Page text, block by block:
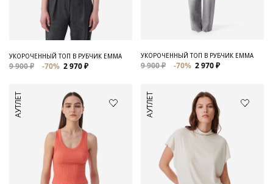
Обувь и Аксессуары
Для нее
Сумки и аксессуары
УКОРОЧЕННЫЙ ТОП В РУБЧИК EMMA
9 900 ₽ -70% 2 970 ₽
УКОРОЧЕННЫЙ ТОП В РУБЧИК EMMA
9 900 ₽ -70% 2 970 ₽
АУТЛЕТ АУТЛЕТ